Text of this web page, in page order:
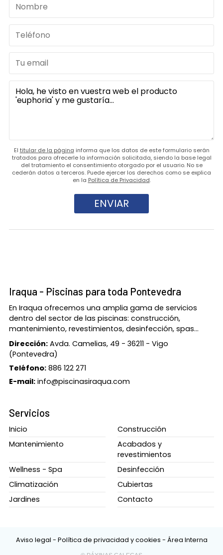
El titular de la página informa que los datos de este formulario serán
tratados para ofrecerle la información solicitada, siendo la base legal
del tratamiento el consentimiento otorgado por el usuario. No se
cederán datos a terceros. Puede ejercer los derechos como se explica
en la Política de Privacidad.
Iraqua - Piscinas para toda Pontevedra
En Iraqua ofrecemos una amplia gama de servicios
dentro del sector de las piscinas: construcción,
mantenimiento, revestimientos, desinfección, spas...
Dirección: Avda. Camelias, 49 - 36211 - Vigo
(Pontevedra)
Teléfono: 886 122 271
E-mail: info@piscinasiraqua.com
Servicios
Inicio
Construcción
Mantenimiento
Acabados y
revestimientos
Wellness - Spa
Desinfección
Climatización
Cubiertas
Jardines
Contacto
Aviso legal - Política de privacidad y cookies - Área Interna